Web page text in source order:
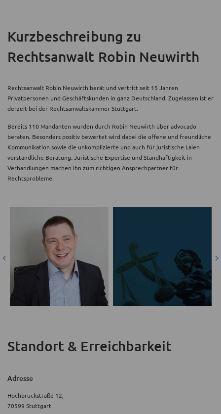
Kurzbeschreibung zu
Rechtsanwalt Robin Neuwirth
Rechtsanwalt Robin Neuwirth berät und vertritt seit 15 Jahren
Privatpersonen und Geschäftskunden in ganz Deutschland. Zugelassen ist er
derzeit bei der Rechtsanwaltskammer Stuttgart.
Bereits 110 Mandanten wurden durch Robin Neuwirth über advocado
beraten. Besonders positiv bewertet wird dabei die offene und freundliche
Kommunikation sowie die unkomplizierte und auch für juristische Laien
verständliche Beratung. Juristische Expertise und Standhaftigkeit in
Verhandlungen machen ihn zum richtigen Ansprechpartner für
Rechtsprobleme.
Standort & Erreichbarkeit
Adresse
Hochbruckstraße 12,
70599 Stuttgart